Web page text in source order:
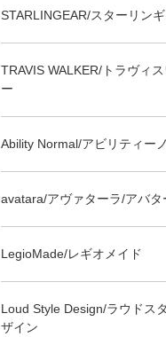
STARLINGEAR/スターリン
TRAVIS WALKER/トラヴィ
ー
Ability Normal/アビリティー
avatara/アヴァターラ/アバタ
LegioMade/レギオメイド
Loud Style Design/ラウドス
ザイン